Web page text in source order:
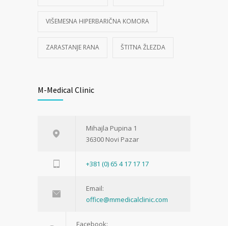
VIŠEMESNA HIPERBARIČNA KOMORA
ZARASTANJE RANA ŠTITNA ŽLEZDA
M-Medical Clinic
Mihajla Pupina 1
36300 Novi Pazar
+381 (0) 65 4 17 17 17
Email:
office@mmedicalclinic.com
Facebook: